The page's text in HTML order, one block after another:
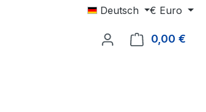
Deutsch € Euro
0,00 €